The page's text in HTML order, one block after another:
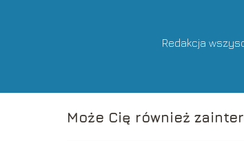
Redakcja
Może Cię również